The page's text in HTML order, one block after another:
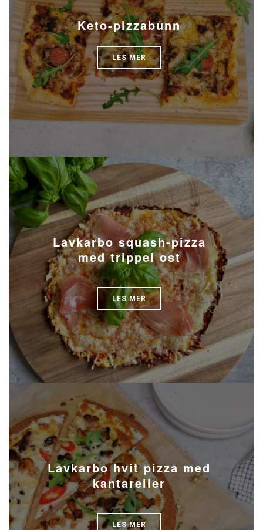
Keto-pizzabunn
LES MER
Lavkarbo squash-pizza
med trippel ost
LES MER
Lavkarbo hvit pizza med
kantareller
LES MER